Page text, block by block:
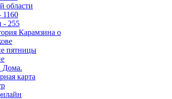
области
1160
- 255
Карамзина о
пятницы
Дома.
карта